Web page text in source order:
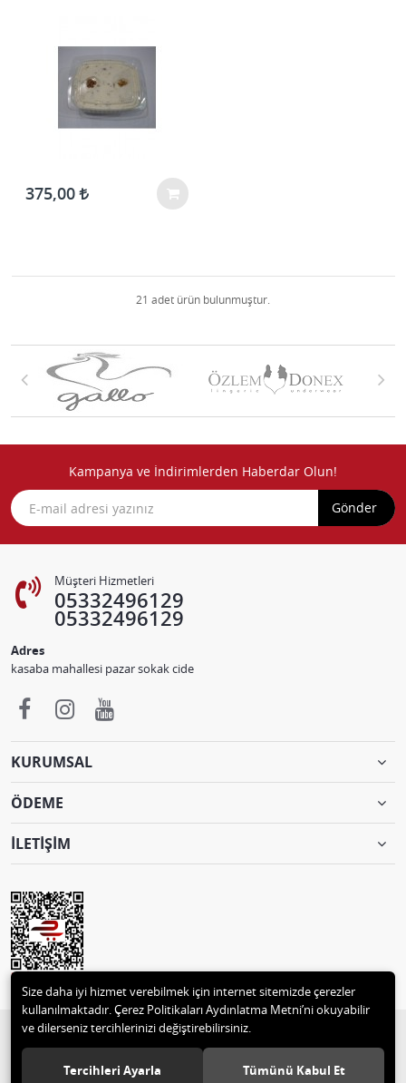
375,00
21 adet ürün bulunmuştur.
Kampanya ve İndirimlerden Haberdar Olun!
Gönder
Müşteri Hizmetleri
05332496129
05332496129
Adres
kasaba mahallesi pazar sokak cide
KURUMSAL
ÖDEME
İLETİŞİM
© 2018 2 M MUTLULAR TEKSTİL ve MOTORSİKLET PAZ.TİC. 05332496129
Tüm hakları saklıdır.
Size daha iyi hizmet verebilmek için internet sitemizde çerezler
kullanılmaktadır. Çerez Politikaları Aydınlatma Metni’ni okuyabilir
ve dilerseniz tercihlerinizi değiştirebilirsiniz.
Tercihleri Ayarla Tümünü Kabul Et